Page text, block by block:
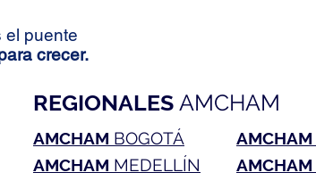
el puente
crecer.
REGIONALES AMCHAM
AMCHAM BOGOTÁ
AMCHAM MEDELLÍN
AMCHAM
AMCHAM